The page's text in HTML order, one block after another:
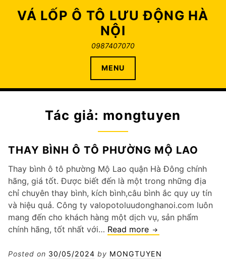
VÁ LỐP Ô TÔ LƯU ĐỘNG HÀ
NỘI
0987407070
MENU
Tác giả: mongtuyen
THAY BÌNH Ô TÔ PHƯỜNG MỘ LAO
Thay bình ô tô phường Mộ Lao quận Hà Đông chính
hãng, giá tốt. Được biết đến là một trong những địa
chỉ chuyên thay bình, kích bình,câu bình ắc quy uy tín
và hiệu quả. Công ty valopotoluudonghanoi.com luôn
mang đến cho khách hàng một dịch vụ, sản phẩm
chính hãng, tốt nhất với… Read more Thay
ô
Posted on 30/05/2024 by MONGTUYEN